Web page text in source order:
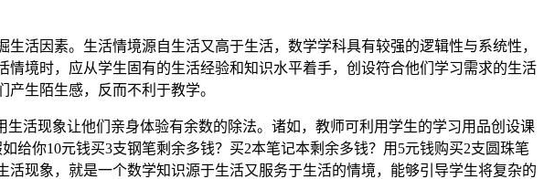
活因素。生活情境源自生活又高于生活，数学学科具有较强的逻辑性与系统性，
境时，应从学生固有的生活经验和知识水平着手，创设符合他们学习需求的生活
生陌生感，反而不利于教学。
活现象让他们亲身体验有余数的除法。诸如，教师可利用学生的学习用品创设课
给你10元钱买3支钢笔剩余多钱？买2本笔记本剩余多钱？用5元钱购买2支圆珠笔
现象，就是一个数学知识源于生活又服务于生活的情境，能够引导学生将复杂的